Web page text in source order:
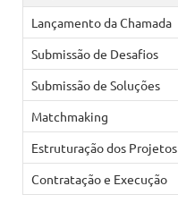
Lançamento da Chamada
Submissão de Desafios
Submissão de Soluções
Matchmaking
Estruturação dos Projetos
Contratação e Execução